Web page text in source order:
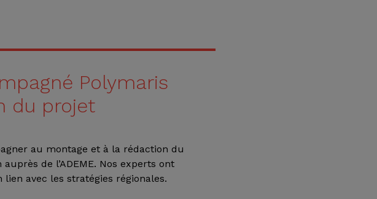
Polymaris
du projet
au montage et à la rédaction du
de l’ADEME. Nos experts ont
avec les stratégies régionales.